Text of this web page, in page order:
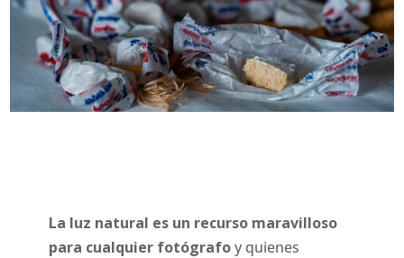
La luz natural es un recurso maravilloso
para cualquier fotógrafoy quienes